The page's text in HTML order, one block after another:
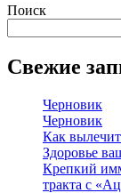
Поиск
Свежие
Черновик
Черновик
Как
Здоровье
Крепкий
тракта с